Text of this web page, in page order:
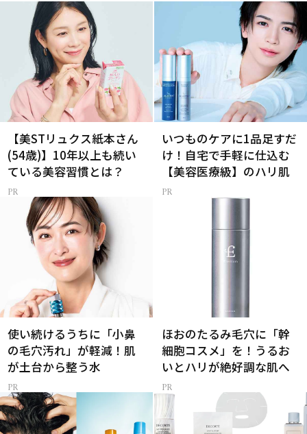
【美STリュクス紙本さん
(54歳)】10年以上も続い
ている美容習慣とは？
いつものケアに1品足すだ
け！自宅で手軽に仕込む
【美容医療級】のハリ肌
使い続けるうちに「小鼻
の毛穴汚れ」が軽減！肌
が土台から整う水
ほおのたるみ毛穴に「幹
細胞コスメ」を！うるお
いとハリが絶好調な肌へ